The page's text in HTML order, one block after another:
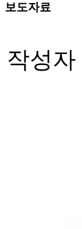
보도자료
작성자